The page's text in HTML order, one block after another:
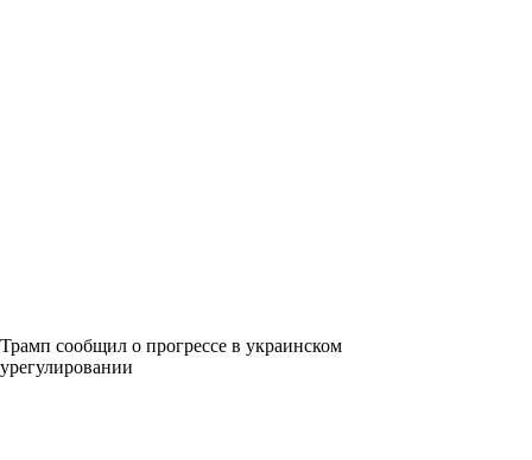
Трамп сообщил о прогрессе в украинском
урегулировании